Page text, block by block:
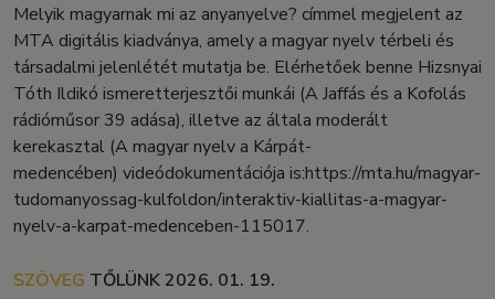
Melyik magyarnak mi az anyanyelve? címmel megjelent az
MTA digitális kiadványa, amely a magyar nyelv térbeli és
társadalmi jelenlétét mutatja be. Elérhetőek benne Hizsnyai
Tóth Ildikó ismeretterjesztői munkái (A Jaffás és a Kofolás
rádióműsor 39 adása), illetve az általa moderált
kerekasztal (A magyar nyelv a Kárpát-
medencében) videódokumentációja is:https://mta.hu/magyar-
tudomanyossag-kulfoldon/interaktiv-kiallitas-a-magyar-
nyelv-a-karpat-medenceben-115017.
SZÖVEG TŐLÜNK2026. 01. 19.